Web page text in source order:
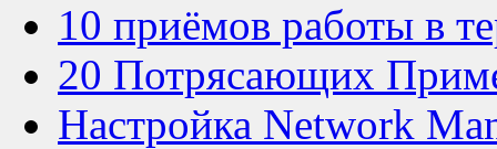
10 приёмов работы в
20 Потрясающих
Настройка Network